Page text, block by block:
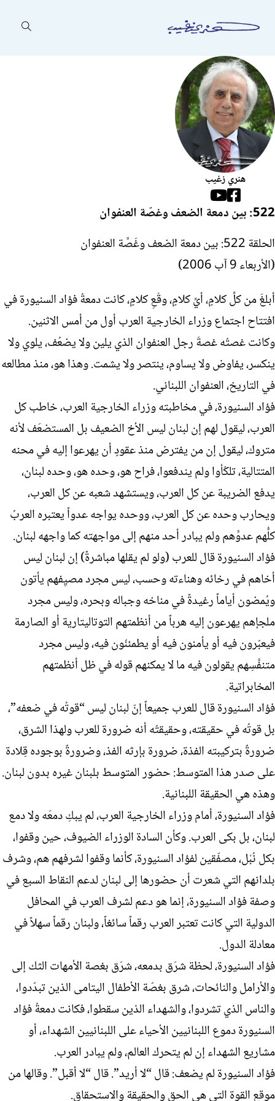
هنري زغيب
Follow us on Facebook
Follow us on YouTube
522: بين دمعة الضعف وغصّة العنفوان
الحلقة 522: بين دمعة الضعف وغَصَّة العنفوان
(الأربعاء 9 آب 2006)
أبلغَ من كلِّ كلامٍ، أيِّ كلامٍ، وقْعِ كلامٍ، كانت دمعةُ فؤاد السنيورة في
افتتاح اجتماع وزراء الخارجية العرب أول من أمس الاثنين.
وكانت غصتُه غصةَ رجل العنفوان الذي يلين ولا يضعُف، يلوي ولا
ينكسر، يفاوض ولا يساوم، ينتصر ولا يشمت. وهذا هو، منذ مطالعه
في التاريخ، العنفوان اللبناني.
فؤاد السنيورة، في مخاطبته وزراء الخارجية العرب، خاطب كل
العرب، ليقول لهم إن لبنان ليس الأخ الضعيف بل المستضعَف لأنه
متروك، ليقول إن من يفترض منذ عقودٍ أن يهرعوا إليه في محنه
المتتالية، تلكّأوا ولم يندفعوا، فراح هو، وحده هو، وحده لبنان،
يدفع الضريبة عن كل العرب، ويستشهد شعبه عن كل العرب،
ويحارب وحده عن كل العرب، ووحده يواجه عدواً يعتبره العربُ
كلُّهم عدوَّهم ولم يبادر أحد منهم إلى مواجهته كما واجهه لبنان.
فؤاد السنيورة قال للعرب (ولو لم يقلها مباشرةً) إن لبنان ليس
أخاهم في رخائه وهناءته وحسب، ليس مجرد مصيِفهم يأتون
ويُمضون أياماً رغيدةً في مناخه وجباله وبحره، وليس مجرد
ملجإهم يهرعون إليه هرباً من أنظمتهم التوتاليتارية أو الصارمة
فيعبّرون فيه أو يأمنون فيه أو يطمئنّون فيه، وليس مجرد
متنفَّسِهم يقولون فيه ما لا يمكنهم قوله في ظل أنظمتهم
المخابراتية.
فؤاد السنيورة قال للعرب جميعاً إنّ لبنان ليس “قوتُه في ضعفه”،
بل قوتُه في حقيقته، وحقيقتُه أنه ضرورة للعرب ولهذا الشرق،
ضرورةٌ بتركيبته الفذة، ضرورة بإرثه الفذ، وضرورةٌ بوجوده قِلادة
على صدر هذا المتوسط: حضور المتوسط بلبنان غيره بدون لبنان.
وهذه هي الحقيقة اللبنانية.
فؤاد السنيورة، أمام وزراء الخارجية العرب، لم يبكِ دمعَه ولا دمع
لبنان، بل بكى العرب. وكأن السادة الوزراء الضيوف، حين وقفوا،
بكل نُبْل، مصفّقين لفؤاد السنيورة، كأنما وقفوا لشرفهم هم، وشرف
بلدانهم التي شعرت أن حضورها إلى لبنان لدعم النقاط السبع في
وصفة فؤاد السنيورة، إنما هو دعم لشرف العرب في المحافل
الدولية التي كانت تعتبر العرب رقماً سائغاً، ولبنان رقماً سهلاً في
معادلة الدول.
فؤاد السنيورة، لحظة شرَق بدمعه، شرَق بغصة الأمهات الثك إلى
والأرامل والنائحات، شرق بغصّة الأطفال اليتامى الذين تبدّدوا،
والناس الذي تشردوا، والشهداء الذين سقطوا، فكانت دمعةُ فؤاد
السنيورة دموع اللبنانيين الأحياء على اللبنانيين الشهداء، أو
مشاريع الشهداء إن لم يتحرك العالم، ولم يبادر العرب.
فؤاد السنيورة لم يضعف: قال “لا أريد”. قال “لا أقبل”. وقالها من
موقع القوة التي هي الحق والحقيقة والاستحقاق.